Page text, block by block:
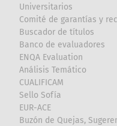
Universitarios
Comité de garantías y
Buscador de títulos
Banco de evaluadores
ENQA Evaluation
Análisis Temático
CUALIFICAM
Sello Sofía
EUR-ACE
Buzón de Quejas,